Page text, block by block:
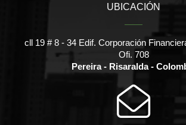
UBICACIÓN
cll 19 # 8 - 34 Edif. Corporación
Ofi. 708
Pereira - Risaralda -